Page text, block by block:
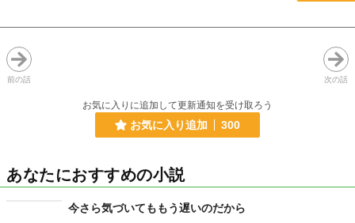
前の話 次の話
お気に入りに追加して更新通知を受け取ろう
お気に入り追加 300
あなたにおすすめの小説
今さら気づいてももう遅いのだから